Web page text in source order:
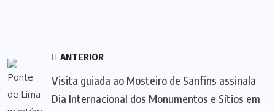
ANTERIOR
Visita guiada ao Mosteiro de Sanfins assinala
Dia Internacional dos Monumentos e Sítios em